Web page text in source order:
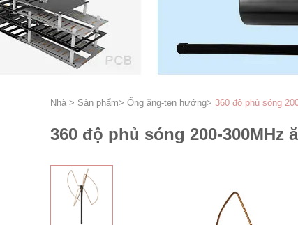
Nhà > Sản phẩm> Ống ăng-ten hướng> 360 độ phủ sóng
360 độ phủ sóng 200-